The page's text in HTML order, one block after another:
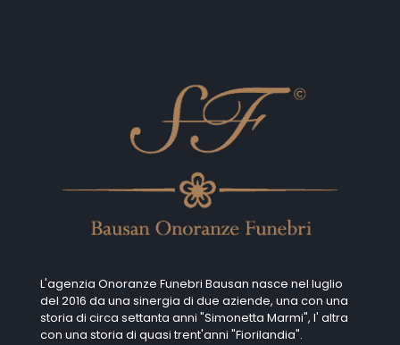
L'agenzia Onoranze Funebri Bausan nasce nel luglio
del 2016 da una sinergia di due aziende, una con una
storia di circa settanta anni "Simonetta Marmi", I' altra
con una storia di quasi trent'anni "Fiorilandia".